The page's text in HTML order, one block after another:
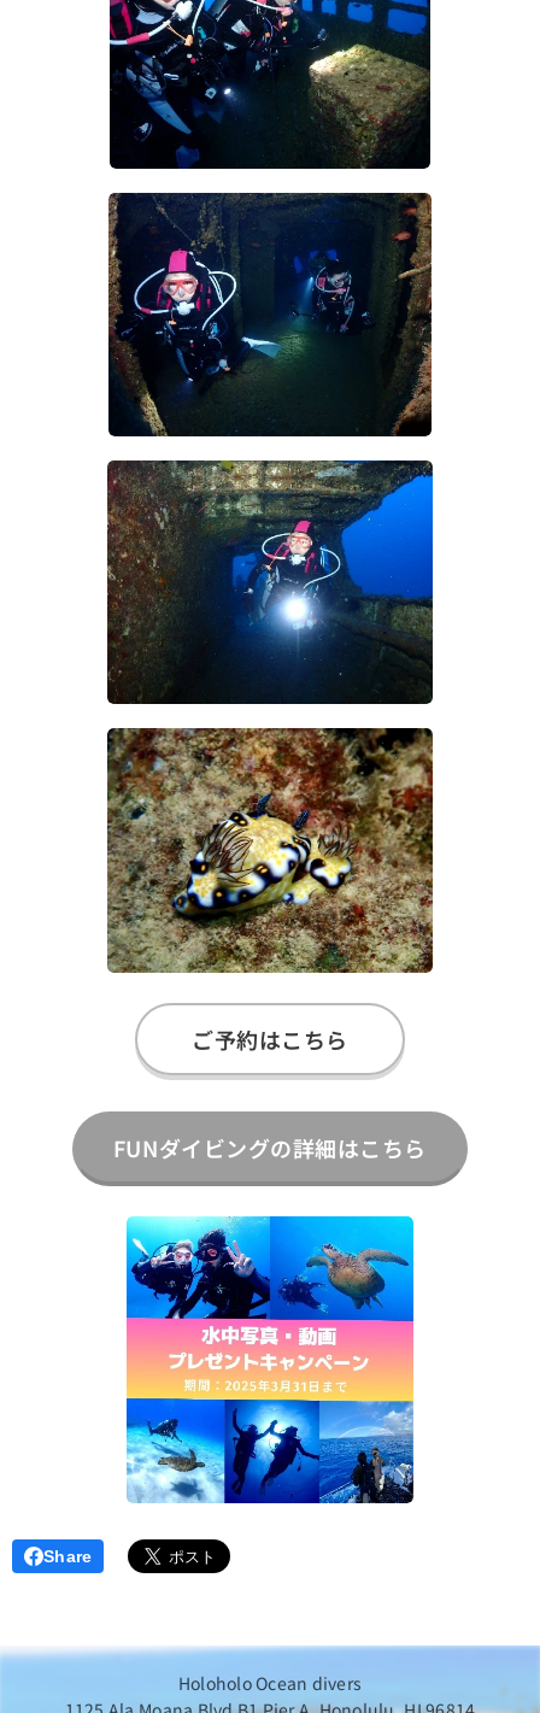
ご予約はこちら
FUNダイビングの詳細はこちら
Share
Holoholo Ocean divers